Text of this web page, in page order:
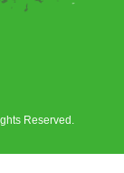
Reserved.